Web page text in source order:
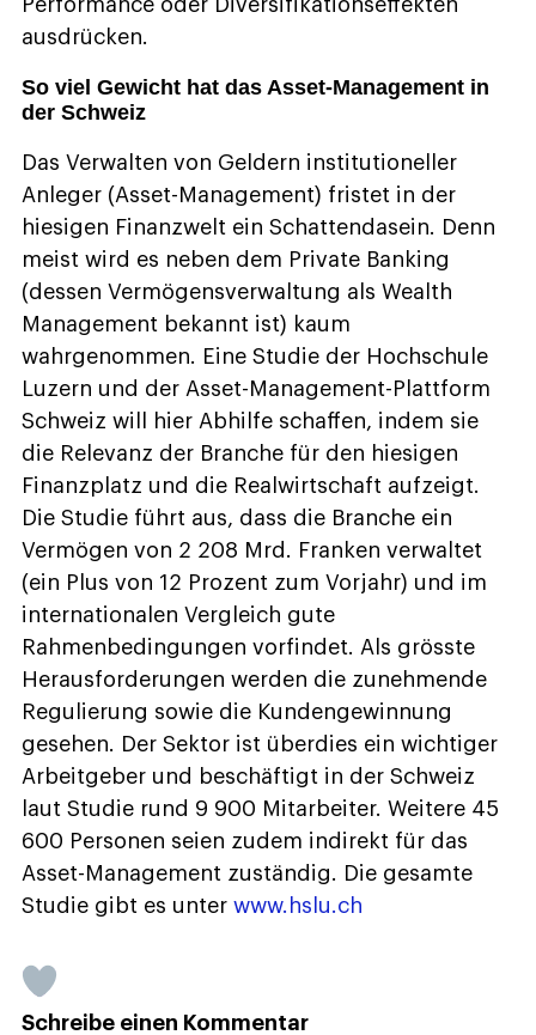
Performance oder Diversifikationseffekten
ausdrücken.
So viel Gewicht hat das Asset-Management in
der Schweiz
Das Verwalten von Geldern institutioneller
Anleger (Asset-Management) fristet in der
hiesigen Finanzwelt ein Schattendasein. Denn
meist wird es neben dem Private Banking
(dessen Vermögensverwaltung als Wealth
Management bekannt ist) kaum
wahrgenommen. Eine Studie der Hochschule
Luzern und der Asset-Management-Plattform
Schweiz will hier Abhilfe schaffen, indem sie
die Relevanz der Branche für den hiesigen
Finanzplatz und die Realwirtschaft aufzeigt.
Die Studie führt aus, dass die Branche ein
Vermögen von 2 208 Mrd. Franken verwaltet
(ein Plus von 12 Prozent zum Vorjahr) und im
internationalen Vergleich gute
Rahmenbedingungen vorfindet. Als grösste
Herausforderungen werden die zunehmende
Regulierung sowie die Kundengewinnung
gesehen. Der Sektor ist überdies ein wichtiger
Arbeitgeber und beschäftigt in der Schweiz
laut Studie rund 9 900 Mitarbeiter. Weitere 45
600 Personen seien zudem indirekt für das
Asset-Management zuständig. Die gesamte
Studie gibt es unter www.hslu.ch
Schreibe einen Kommentar